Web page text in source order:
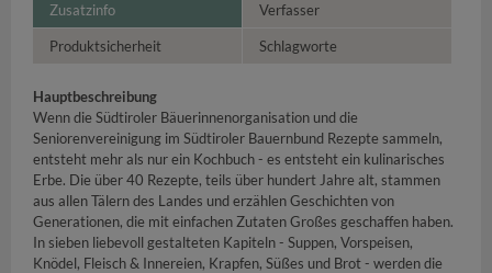
Zusatzinfo Verfasser
Produktsicherheit Schlagworte
Hauptbeschreibung
Wenn die Südtiroler Bäuerinnenorganisation und die
Seniorenvereinigung im Südtiroler Bauernbund Rezepte sammeln,
entsteht mehr als nur ein Kochbuch - es entsteht ein kulinarisches
Erbe. Die über 40 Rezepte, teils über hundert Jahre alt, stammen
aus allen Tälern des Landes und erzählen Geschichten von
Generationen, die mit einfachen Zutaten Großes geschaffen haben.
In sieben liebevoll gestalteten Kapiteln - Suppen, Vorspeisen,
Knödel, Fleisch & Innereien, Krapfen, Süßes und Brot - werden die